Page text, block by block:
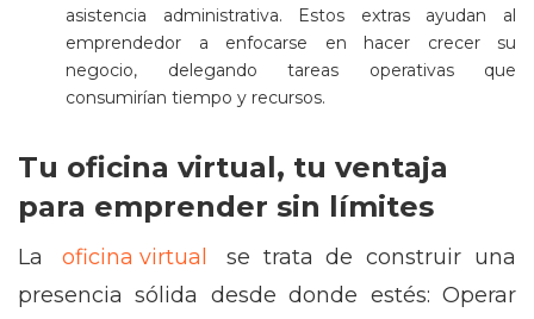
asistencia administrativa. Estos extras ayudan al
emprendedor a enfocarse en hacer crecer su
negocio, delegando tareas operativas que
consumirían tiempo y recursos.
Tu oficina virtual, tu ventaja
para emprender sin límites
La oficina virtual
se trata de construir una
presencia sólida desde donde estés: Operar